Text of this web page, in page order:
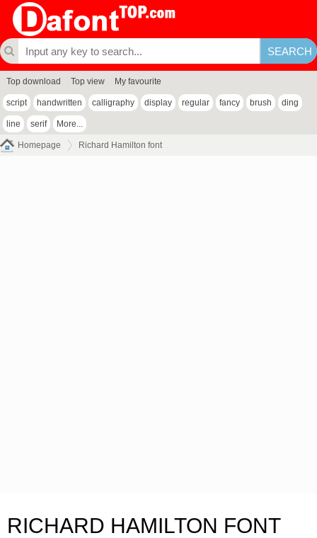
Top download Top view My favourite
script handwritten calligraphy display regular fancy brush ding
line serif More...
Homepage Richard Hamilton font
RICHARD HAMILTON FONT